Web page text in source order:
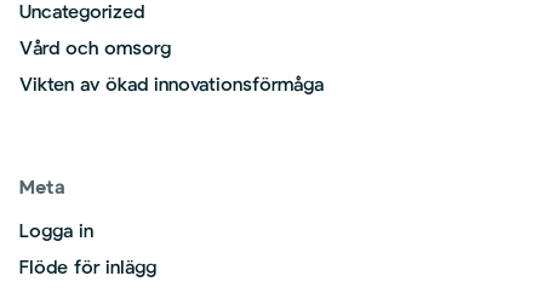
Uncategorized
Vård och omsorg
Vikten av ökad innovationsförmåga
Meta
Logga in
Flöde för inlägg